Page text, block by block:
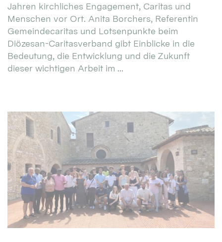
Jahren kirchliches Engagement, Caritas und
Menschen vor Ort. Anita Borchers, Referentin
Gemeindecaritas und Lotsenpunkte beim
Diözesan-Caritasverband gibt Einblicke in die
Bedeutung, die Entwicklung und die Zukunft
dieser wichtigen Arbeit im ...